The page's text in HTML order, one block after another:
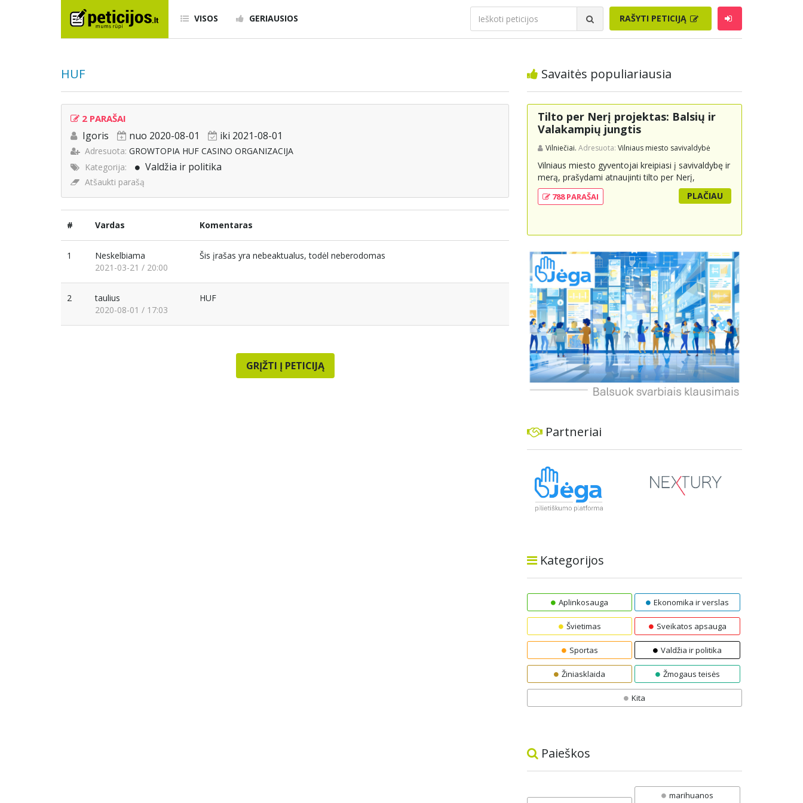
VISOS GERIAUSIOS RAŠYTI PETICIJĄ
HUF
2 PARAŠAI
Igoris nuo 2020-08-01 iki 2021-08-01
Adresuota: GROWTOPIA HUF CASINO ORGANIZACIJA
Kategorija:
Valdžia ir politika
Atšaukti parašą
# Vardas Komentaras
1
Neskelbiama
2021-03-21 / 20:00
Šis įrašas yra nebeaktualus, todėl neberodomas
2
taulius
2020-08-01 / 17:03
HUF
GRĮŽTI Į PETICIJĄ
Savaitės populiariausia
Tilto per Nerį projektas: Balsių ir
Valakampių jungtis
Vilniečiai. Adresuota: Vilniaus miesto savivaldybė
Vilniaus miesto gyventojai kreipiasi į savivaldybę ir
merą, prašydami atnaujinti tilto per Nerį,
jungiančio Balsių ir Valakampių kryptis, projektą ir
įtraukti jį į miesto strateginius susisiekimo planus.
plėtrą bei darnų judumą, suteikdamas daugiau
susisiekimo galimybių tiek automobiliams, tiek
viešajam transportui, pėstiesiems ir
dviratininkams. Gyventojai ragina atlikti techninę,
ekonominę ir transporto analizę, organizuoti
viešas konsultacijas ir integruoti projektą į
ilgalaikius miesto planus, siekiant užtikrinti
transporto sistemos patikimumą ir prisitaikymą
prie sparčiai augančio miesto poreikių.
788 PARAŠAI PLAČIAU
Partneriai
Kategorijos
Aplinkosauga Ekonomika ir verslas
Švietimas Sveikatos apsauga
Sportas Valdžia ir politika
Žiniasklaida Žmogaus teisės
Kita
Paieškos
marihuanos